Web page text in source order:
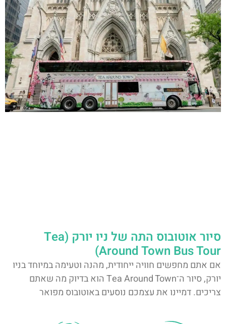
סיור אוטובוס התה של ניו יורק (Tea
Around Town Bus Tour)
אם אתם מחפשים חוויה ייחודית, מהנה וטעימה במיוחד בניו
יורק, סיור ה־Tea Around Town הוא בדיוק מה שאתם
צריכים. דמיינו את עצמכם נוסעים באוטובוס מפואר